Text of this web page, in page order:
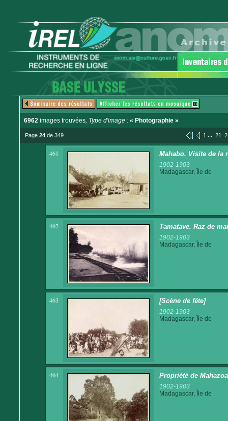
6962 images trouvées, Type d'image : « Photographie »
Page 24 de 349 1 ... 21
461 Mahabo. Visite de la
1902-1903
Madagascar, Île de
462 Tamatave. Raz de
1902-1903
Madagascar, Île de
463 [Scène de fête]
1902-1903
Madagascar, Île de
464 Propriété de
1902-1903
Madagascar, Île de